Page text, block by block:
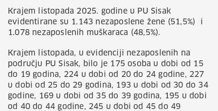
Krajem listopada 2025. godine u PU Sisak
evidentirane su 1.143 nezaposlene žene (51,5%) i
1.078 nezaposlenih muškaraca (48,5%).
Krajem listopada, u evidenciji nezaposlenih na
području PU Sisak, bilo je 175 osoba u dobi od 15
do 19 godina, 224 u dobi od 20 do 24 godine, 227
u dobi od 25 do 29 godina, 193 u dobi od 30 do 34
godine, 169 u dobi od 35 do 39 godina, 195 u dobi
od 40 do 44 godine, 245 u dobi od 45 do 49